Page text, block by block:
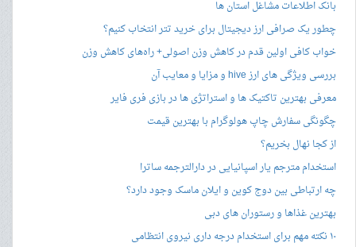
بانک اطلاعات مشاغل استان ها
چطور یک صرافی ارز دیجیتال برای خرید تتر انتخاب کنیم؟
خواب کافی اولین قدم در کاهش وزن اصولی+ راه‌های کاهش وزن
بررسی ویژگی های ارز hive و مزایا و معایب آن
معرفی بهترین تاکتیک ها و استراتژی ها در بازی فری فایر
چگونگی سفارش چاپ هولوگرام با بهترین قیمت
از کجا نهال بخریم؟
استخدام مترجم یار اسپانیایی در دارالترجمه ساترا
چه ارتباطی بین دوج کوین و ایلان ماسک وجود دارد؟
بهترین غذاها و رستوران های دبی
۱۰ نکته مهم برای استخدام درجه داری نیروی انتظامی